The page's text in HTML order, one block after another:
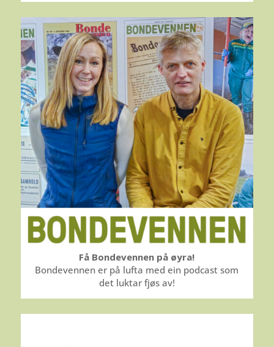
Få Bondevennen på øyra!
Bondevennen er på lufta med ein podcast som
det luktar fjøs av!